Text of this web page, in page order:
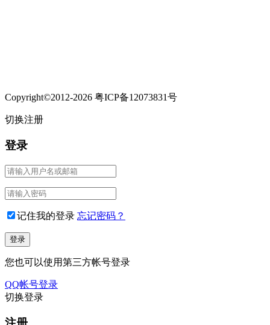
Copyright©2012-2026 粤ICP备12073831号
切换注册
登录
记住我的登录 忘记密码？
您也可以使用第三方帐号登录
QQ帐号登录
切换登录